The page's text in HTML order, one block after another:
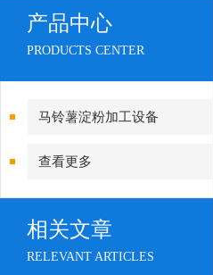
产品中心
PRODUCTS CENTER
马铃薯淀粉加工设备
查看更多
相关文章
RELEVANT ARTICLES